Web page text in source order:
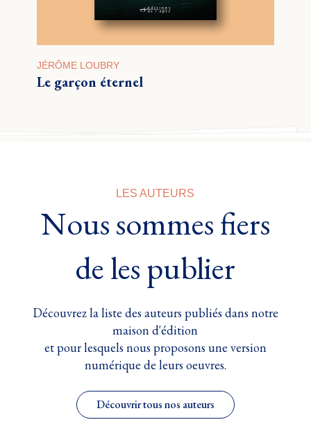
JÉRÔME LOUBRY
Le garçon éternel
LES AUTEURS
Nous sommes fiers
de les publier
Découvrez la liste des auteurs publiés dans notre
maison d'édition
et pour lesquels nous proposons une version
numérique de leurs oeuvres.
Découvrir tous nos auteurs